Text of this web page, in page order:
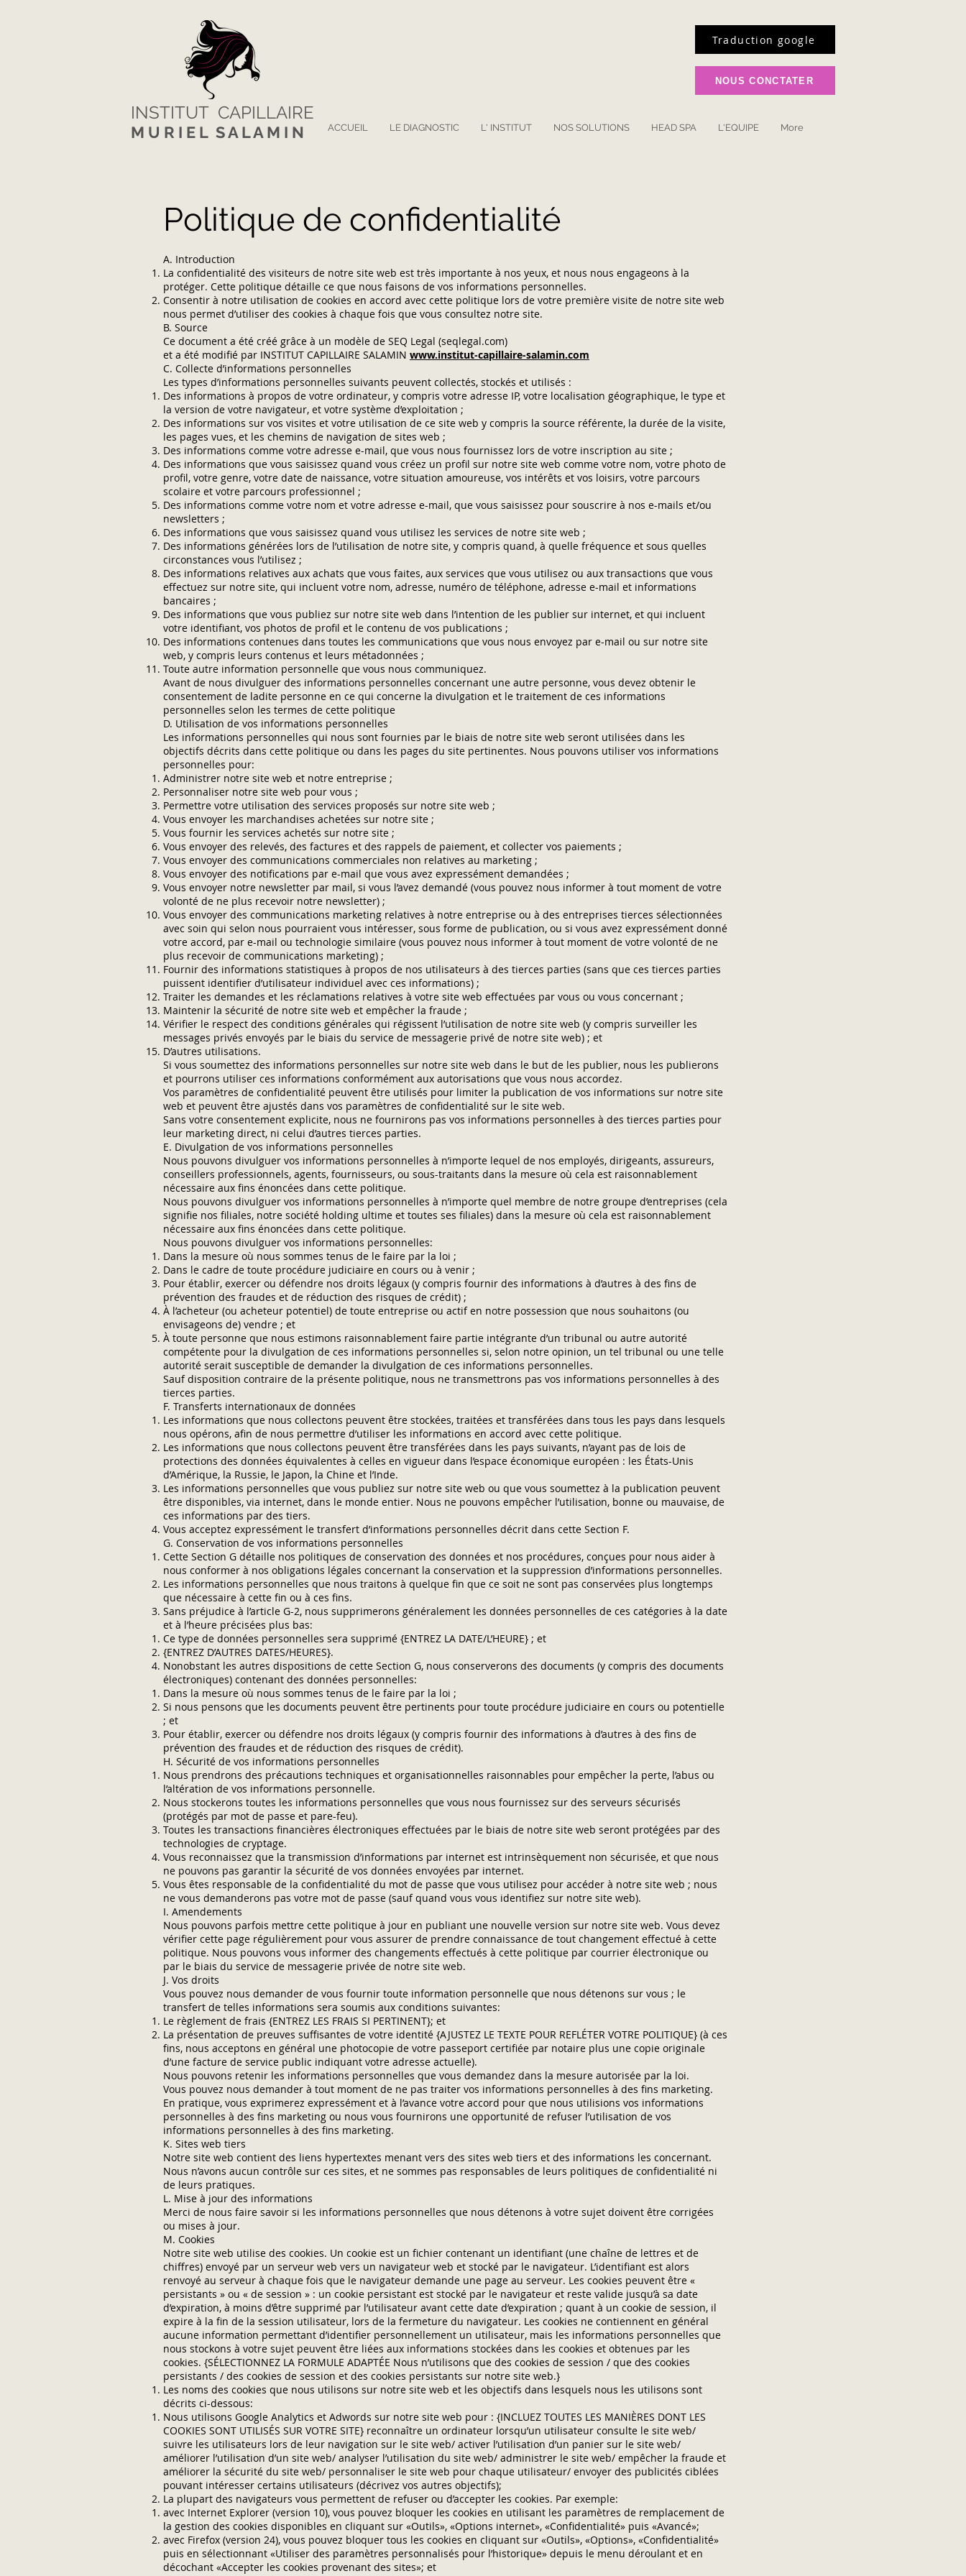
Traduction google
NOUS CONCTATER
INSTITUT CAPILLAIRE
M U R I E L S A L A M I N ACCUEIL LE DIAGNOSTIC L' INSTITUT NOS SOLUTIONS HEAD SPA L'EQUIPE More
Politique de confidentialité
A. Introduction
La confidentialité des visiteurs de notre site web est très importante à nos yeux, et nous nous engageons à la
protéger. Cette politique détaille ce que nous faisons de vos informations personnelles.
Consentir à notre utilisation de cookies en accord avec cette politique lors de votre première visite de notre site web
nous permet d’utiliser des cookies à chaque fois que vous consultez notre site.
B. Source
Ce document a été créé grâce à un modèle de SEQ Legal (seqlegal.com)
et a été modifié par INSTITUT CAPILLAIRE SALAMIN www.institut-capillaire-salamin.com
C. Collecte d’informations personnelles
Les types d’informations personnelles suivants peuvent collectés, stockés et utilisés :
Des informations à propos de votre ordinateur, y compris votre adresse IP, votre localisation géographique, le type et
la version de votre navigateur, et votre système d’exploitation ;
Des informations sur vos visites et votre utilisation de ce site web y compris la source référente, la durée de la visite,
les pages vues, et les chemins de navigation de sites web ;
Des informations comme votre adresse e-mail, que vous nous fournissez lors de votre inscription au site ;
Des informations que vous saisissez quand vous créez un profil sur notre site web comme votre nom, votre photo de
profil, votre genre, votre date de naissance, votre situation amoureuse, vos intérêts et vos loisirs, votre parcours
scolaire et votre parcours professionnel ;
Des informations comme votre nom et votre adresse e-mail, que vous saisissez pour souscrire à nos e-mails et/ou
newsletters ;
Des informations que vous saisissez quand vous utilisez les services de notre site web ;
Des informations générées lors de l’utilisation de notre site, y compris quand, à quelle fréquence et sous quelles
circonstances vous l’utilisez ;
Des informations relatives aux achats que vous faites, aux services que vous utilisez ou aux transactions que vous
effectuez sur notre site, qui incluent votre nom, adresse, numéro de téléphone, adresse e-mail et informations
bancaires ;
Des informations que vous publiez sur notre site web dans l’intention de les publier sur internet, et qui incluent
votre identifiant, vos photos de profil et le contenu de vos publications ;
Des informations contenues dans toutes les communications que vous nous envoyez par e-mail ou sur notre site
web, y compris leurs contenus et leurs métadonnées ;
Toute autre information personnelle que vous nous communiquez.
Avant de nous divulguer des informations personnelles concernant une autre personne, vous devez obtenir le
consentement de ladite personne en ce qui concerne la divulgation et le traitement de ces informations
personnelles selon les termes de cette politique
D. Utilisation de vos informations personnelles
Les informations personnelles qui nous sont fournies par le biais de notre site web seront utilisées dans les
objectifs décrits dans cette politique ou dans les pages du site pertinentes. Nous pouvons utiliser vos informations
personnelles pour:
Administrer notre site web et notre entreprise ;
Personnaliser notre site web pour vous ;
Permettre votre utilisation des services proposés sur notre site web ;
Vous envoyer les marchandises achetées sur notre site ;
Vous fournir les services achetés sur notre site ;
Vous envoyer des relevés, des factures et des rappels de paiement, et collecter vos paiements ;
Vous envoyer des communications commerciales non relatives au marketing ;
Vous envoyer des notifications par e-mail que vous avez expressément demandées ;
Vous envoyer notre newsletter par mail, si vous l’avez demandé (vous pouvez nous informer à tout moment de votre
volonté de ne plus recevoir notre newsletter) ;
Vous envoyer des communications marketing relatives à notre entreprise ou à des entreprises tierces sélectionnées
avec soin qui selon nous pourraient vous intéresser, sous forme de publication, ou si vous avez expressément donné
votre accord, par e-mail ou technologie similaire (vous pouvez nous informer à tout moment de votre volonté de ne
plus recevoir de communications marketing) ;
Fournir des informations statistiques à propos de nos utilisateurs à des tierces parties (sans que ces tierces parties
puissent identifier d’utilisateur individuel avec ces informations) ;
Traiter les demandes et les réclamations relatives à votre site web effectuées par vous ou vous concernant ;
Maintenir la sécurité de notre site web et empêcher la fraude ;
Vérifier le respect des conditions générales qui régissent l’utilisation de notre site web (y compris surveiller les
messages privés envoyés par le biais du service de messagerie privé de notre site web) ; et
D’autres utilisations.
Si vous soumettez des informations personnelles sur notre site web dans le but de les publier, nous les publierons
et pourrons utiliser ces informations conformément aux autorisations que vous nous accordez.
Vos paramètres de confidentialité peuvent être utilisés pour limiter la publication de vos informations sur notre site
web et peuvent être ajustés dans vos paramètres de confidentialité sur le site web.
Sans votre consentement explicite, nous ne fournirons pas vos informations personnelles à des tierces parties pour
leur marketing direct, ni celui d’autres tierces parties.
E. Divulgation de vos informations personnelles
Nous pouvons divulguer vos informations personnelles à n’importe lequel de nos employés, dirigeants, assureurs,
conseillers professionnels, agents, fournisseurs, ou sous-traitants dans la mesure où cela est raisonnablement
nécessaire aux fins énoncées dans cette politique.
Nous pouvons divulguer vos informations personnelles à n’importe quel membre de notre groupe d’entreprises (cela
signifie nos filiales, notre société holding ultime et toutes ses filiales) dans la mesure où cela est raisonnablement
nécessaire aux fins énoncées dans cette politique.
Nous pouvons divulguer vos informations personnelles:
Dans la mesure où nous sommes tenus de le faire par la loi ;
Dans le cadre de toute procédure judiciaire en cours ou à venir ;
Pour établir, exercer ou défendre nos droits légaux (y compris fournir des informations à d’autres à des fins de
prévention des fraudes et de réduction des risques de crédit) ;
À l’acheteur (ou acheteur potentiel) de toute entreprise ou actif en notre possession que nous souhaitons (ou
envisageons de) vendre ; et
À toute personne que nous estimons raisonnablement faire partie intégrante d’un tribunal ou autre autorité
compétente pour la divulgation de ces informations personnelles si, selon notre opinion, un tel tribunal ou une telle
autorité serait susceptible de demander la divulgation de ces informations personnelles.
Sauf disposition contraire de la présente politique, nous ne transmettrons pas vos informations personnelles à des
tierces parties.
F. Transferts internationaux de données
Les informations que nous collectons peuvent être stockées, traitées et transférées dans tous les pays dans lesquels
nous opérons, afin de nous permettre d’utiliser les informations en accord avec cette politique.
Les informations que nous collectons peuvent être transférées dans les pays suivants, n’ayant pas de lois de
protections des données équivalentes à celles en vigueur dans l’espace économique européen : les États-Unis
d’Amérique, la Russie, le Japon, la Chine et l’Inde.
Les informations personnelles que vous publiez sur notre site web ou que vous soumettez à la publication peuvent
être disponibles, via internet, dans le monde entier. Nous ne pouvons empêcher l’utilisation, bonne ou mauvaise, de
ces informations par des tiers.
Vous acceptez expressément le transfert d’informations personnelles décrit dans cette Section F.
G. Conservation de vos informations personnelles
Cette Section G détaille nos politiques de conservation des données et nos procédures, conçues pour nous aider à
nous conformer à nos obligations légales concernant la conservation et la suppression d’informations personnelles.
Les informations personnelles que nous traitons à quelque fin que ce soit ne sont pas conservées plus longtemps
que nécessaire à cette fin ou à ces fins.
Sans préjudice à l’article G-2, nous supprimerons généralement les données personnelles de ces catégories à la date
et à l’heure précisées plus bas:
Ce type de données personnelles sera supprimé {ENTREZ LA DATE/L’HEURE} ; et
{ENTREZ D’AUTRES DATES/HEURES}.
Nonobstant les autres dispositions de cette Section G, nous conserverons des documents (y compris des documents
électroniques) contenant des données personnelles:
Dans la mesure où nous sommes tenus de le faire par la loi ;
Si nous pensons que les documents peuvent être pertinents pour toute procédure judiciaire en cours ou potentielle
; et
Pour établir, exercer ou défendre nos droits légaux (y compris fournir des informations à d’autres à des fins de
prévention des fraudes et de réduction des risques de crédit).
H. Sécurité de vos informations personnelles
Nous prendrons des précautions techniques et organisationnelles raisonnables pour empêcher la perte, l’abus ou
l’altération de vos informations personnelle.
Nous stockerons toutes les informations personnelles que vous nous fournissez sur des serveurs sécurisés
(protégés par mot de passe et pare-feu).
Toutes les transactions financières électroniques effectuées par le biais de notre site web seront protégées par des
technologies de cryptage.
Vous reconnaissez que la transmission d’informations par internet est intrinsèquement non sécurisée, et que nous
ne pouvons pas garantir la sécurité de vos données envoyées par internet.
Vous êtes responsable de la confidentialité du mot de passe que vous utilisez pour accéder à notre site web ; nous
ne vous demanderons pas votre mot de passe (sauf quand vous vous identifiez sur notre site web).
I. Amendements
Nous pouvons parfois mettre cette politique à jour en publiant une nouvelle version sur notre site web. Vous devez
vérifier cette page régulièrement pour vous assurer de prendre connaissance de tout changement effectué à cette
politique. Nous pouvons vous informer des changements effectués à cette politique par courrier électronique ou
par le biais du service de messagerie privée de notre site web.
J. Vos droits
Vous pouvez nous demander de vous fournir toute information personnelle que nous détenons sur vous ; le
transfert de telles informations sera soumis aux conditions suivantes:
Le règlement de frais {ENTREZ LES FRAIS SI PERTINENT}; et
La présentation de preuves suffisantes de votre identité {AJUSTEZ LE TEXTE POUR REFLÉTER VOTRE POLITIQUE} (à ces
fins, nous acceptons en général une photocopie de votre passeport certifiée par notaire plus une copie originale
d’une facture de service public indiquant votre adresse actuelle).
Nous pouvons retenir les informations personnelles que vous demandez dans la mesure autorisée par la loi.
Vous pouvez nous demander à tout moment de ne pas traiter vos informations personnelles à des fins marketing.
En pratique, vous exprimerez expressément et à l’avance votre accord pour que nous utilisions vos informations
personnelles à des fins marketing ou nous vous fournirons une opportunité de refuser l’utilisation de vos
informations personnelles à des fins marketing.
K. Sites web tiers
Notre site web contient des liens hypertextes menant vers des sites web tiers et des informations les concernant.
Nous n’avons aucun contrôle sur ces sites, et ne sommes pas responsables de leurs politiques de confidentialité ni
de leurs pratiques.
L. Mise à jour des informations
Merci de nous faire savoir si les informations personnelles que nous détenons à votre sujet doivent être corrigées
ou mises à jour.
M. Cookies
Notre site web utilise des cookies. Un cookie est un fichier contenant un identifiant (une chaîne de lettres et de
chiffres) envoyé par un serveur web vers un navigateur web et stocké par le navigateur. L’identifiant est alors
renvoyé au serveur à chaque fois que le navigateur demande une page au serveur. Les cookies peuvent être «
persistants » ou « de session » : un cookie persistant est stocké par le navigateur et reste valide jusqu’à sa date
d’expiration, à moins d’être supprimé par l’utilisateur avant cette date d’expiration ; quant à un cookie de session, il
expire à la fin de la session utilisateur, lors de la fermeture du navigateur. Les cookies ne contiennent en général
aucune information permettant d’identifier personnellement un utilisateur, mais les informations personnelles que
nous stockons à votre sujet peuvent être liées aux informations stockées dans les cookies et obtenues par les
cookies. {SÉLECTIONNEZ LA FORMULE ADAPTÉE Nous n’utilisons que des cookies de session / que des cookies
persistants / des cookies de session et des cookies persistants sur notre site web.}
Les noms des cookies que nous utilisons sur notre site web et les objectifs dans lesquels nous les utilisons sont
décrits ci-dessous:
Nous utilisons Google Analytics et Adwords sur notre site web pour : {INCLUEZ TOUTES LES MANIÈRES DONT LES
COOKIES SONT UTILISÉS SUR VOTRE SITE} reconnaître un ordinateur lorsqu’un utilisateur consulte le site web/
suivre les utilisateurs lors de leur navigation sur le site web/ activer l’utilisation d’un panier sur le site web/
améliorer l’utilisation d’un site web/ analyser l’utilisation du site web/ administrer le site web/ empêcher la fraude et
améliorer la sécurité du site web/ personnaliser le site web pour chaque utilisateur/ envoyer des publicités ciblées
pouvant intéresser certains utilisateurs (décrivez vos autres objectifs);
La plupart des navigateurs vous permettent de refuser ou d’accepter les cookies. Par exemple:
avec Internet Explorer (version 10), vous pouvez bloquer les cookies en utilisant les paramètres de remplacement de
la gestion des cookies disponibles en cliquant sur «Outils», «Options internet», «Confidentialité» puis «Avancé»;
avec Firefox (version 24), vous pouvez bloquer tous les cookies en cliquant sur «Outils», «Options», «Confidentialité»
puis en sélectionnant «Utiliser des paramètres personnalisés pour l’historique» depuis le menu déroulant et en
décochant «Accepter les cookies provenant des sites»; et